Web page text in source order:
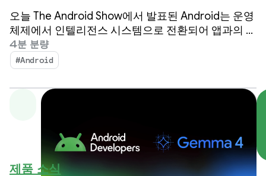
오늘 The Android Show에서 발표된 Android는 운영
체제에서 인텔리전스 시스템으로 전환되어 앱과의 참
여 기회가 늘어납니다.
4분 분량
#Android
제품 소식